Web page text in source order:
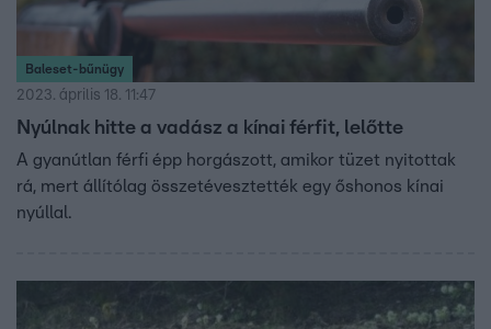
Baleset-bűnügy
2023. április 18. 11:47
Nyúlnak hitte a vadász a kínai férfit, lelőtte
A gyanútlan férfi épp horgászott, amikor tüzet nyitottak
rá, mert állítólag összetévesztették egy őshonos kínai
nyúllal.